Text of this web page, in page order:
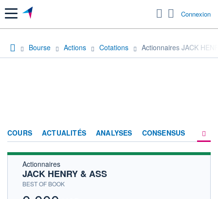
Menu Connexion
Bourse Actions Cotations Actionnaires JACK
COURS ACTUALITÉS ANALYSES CONSENSUS
Actionnaires
JACK HENRY & ASS
BEST OF BOOK